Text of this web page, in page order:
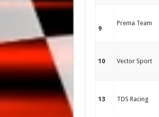
9
Prema Team
10 Vector Sport
13 TDS Racing